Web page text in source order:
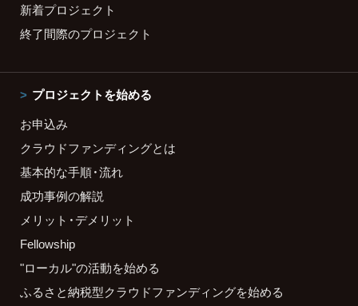
新着プロジェクト
終了間際のプロジェクト
プロジェクトを始める
お申込み
クラウドファンディングとは
基本的な手順・流れ
成功事例の解説
メリット・デメリット
Fellowship
"ローカル"の活動を始める
ふるさと納税型クラウドファンディングを始める